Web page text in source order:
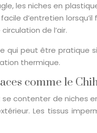
les niches en
d’entretien lorsqu’il
de l’air.
peut être pratique
thermique.
comme le
contenter de niches
Les tissus